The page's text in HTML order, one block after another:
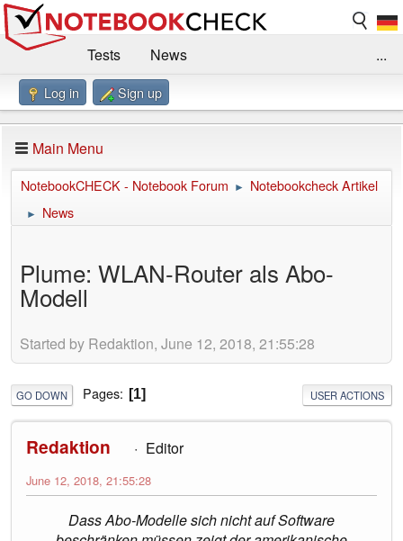
Tests
News
Benchmarks / Technik
Forum
Impressum
...
Log in Sign up
Main Menu
NotebookCHECK - Notebook Forum ► Notebookcheck Artikel
► News
Plume: WLAN-Router als Abo-
Modell
Started by Redaktion, June 12, 2018, 21:55:28
GO DOWN Pages 1 USER ACTIONS
Redaktion Editor
June 12, 2018, 21:55:28
Dass Abo-Modelle sich nicht auf Software